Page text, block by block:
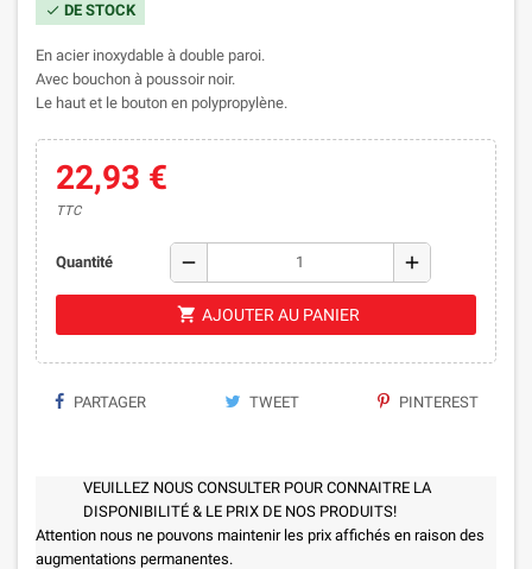
check DE STOCK
En acier inoxydable à double paroi.
Avec bouchon à poussoir noir.
Le haut et le bouton en polypropylène.
22,93 €
TTC
Quantité remove add
shopping_cart AJOUTER AU PANIER
PARTAGER TWEET PINTEREST
VEUILLEZ NOUS CONSULTER POUR CONNAITRE LA
DISPONIBILITÉ & LE PRIX DE NOS PRODUITS!
Attention nous ne pouvons maintenir les prix affichés en raison des
augmentations permanentes.